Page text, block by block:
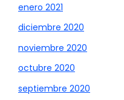
enero 2021
diciembre 2020
noviembre 2020
octubre 2020
septiembre 2020